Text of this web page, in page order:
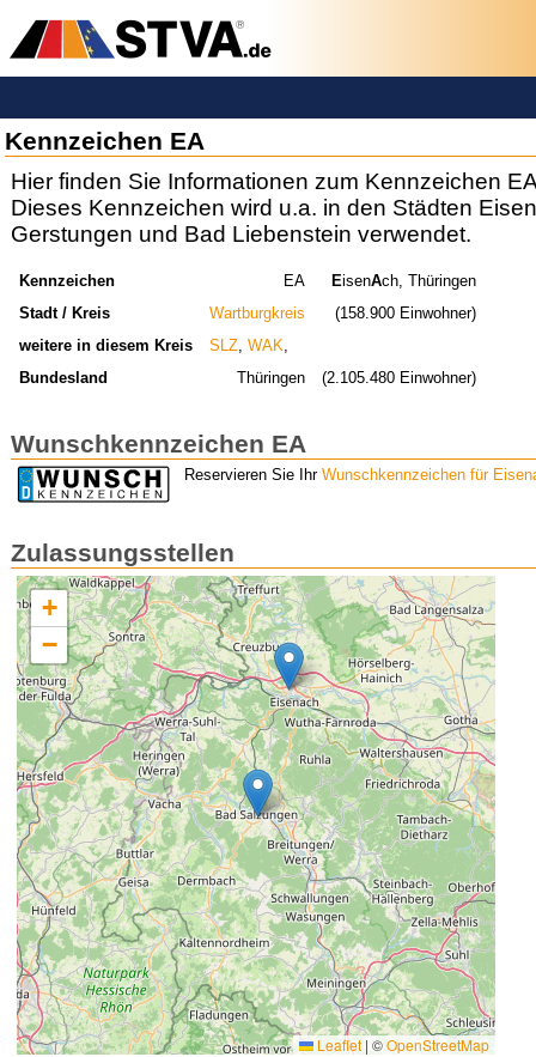
Kennzeichen EA
Hier finden Sie Informationen zum Kennzeichen
Dieses Kennzeichen wird u.a. in den Städten
Gerstungen und Bad Liebenstein verwendet.
Kennzeichen EA EisenAch, Thüringen
Stadt / Kreis
Wartburgkreis
(158.900 Einwohner)
weitere in diesem Kreis
SLZ, WAK
Bundesland
Thüringen (2.105.480 Einwohner)
Wunschkennzeichen EA
Reservieren Sie Ihr Wunschkennzeichen für
Zulassungsstellen
+
−
Leaflet | ©OpenStreetMap